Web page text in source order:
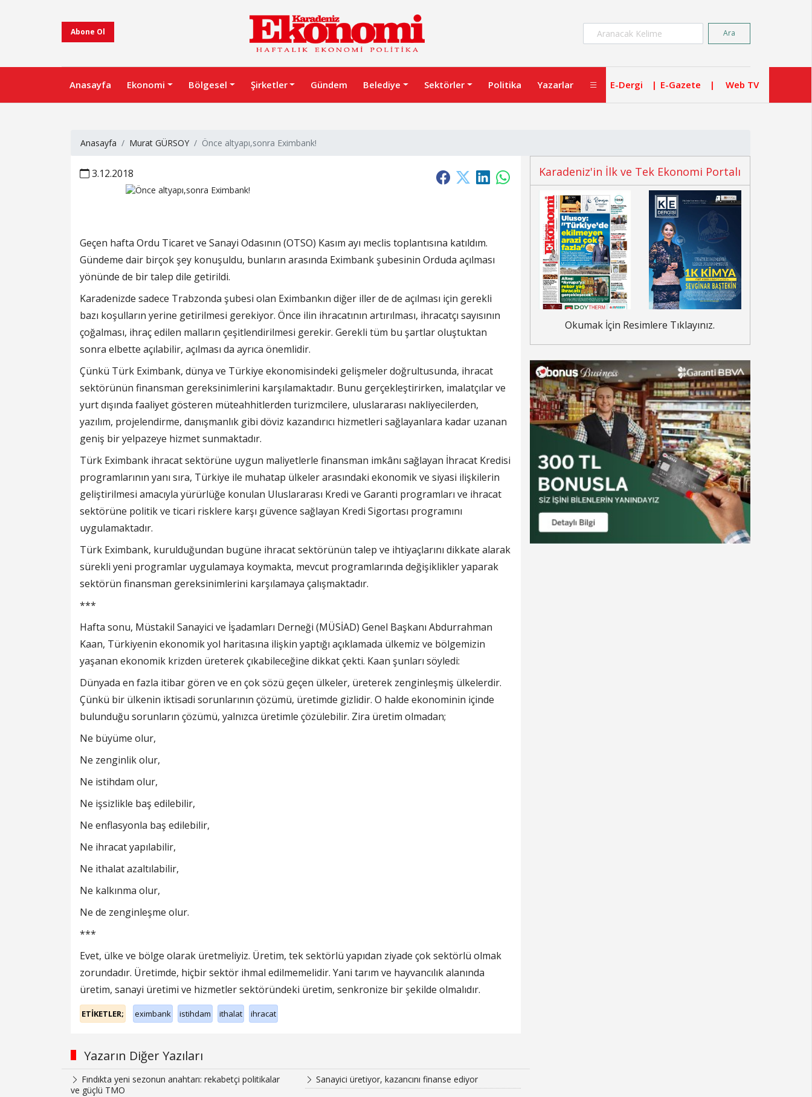
Abone Ol Ara
Anasayfa Ekonomi Bölgesel Şirketler Gündem Belediye Sektörler Politika Yazarlar E-Dergi E-Gazete Web TV
Anasayfa Murat GÜRSOY Önce altyapı,sonra Eximbank!
3.12.2018
Geçen hafta Ordu Ticaret ve Sanayi Odasının (OTSO) Kasım ayı meclis toplantısına katıldım.
Gündeme dair birçok şey konuşuldu, bunların arasında Eximbank şubesinin Orduda açılması
yönünde de bir talep dile getirildi.
Karadenizde sadece Trabzonda şubesi olan Eximbankın diğer iller de de açılması için gerekli
bazı koşulların yerine getirilmesi gerekiyor. Önce ilin ihracatının artırılması, ihracatçı sayısının
çoğalması, ihraç edilen malların çeşitlendirilmesi gerekir. Gerekli tüm bu şartlar oluştuktan
sonra elbette açılabilir, açılması da ayrıca önemlidir.
Çünkü Türk Eximbank, dünya ve Türkiye ekonomisindeki gelişmeler doğrultusunda, ihracat
sektörünün finansman gereksinimlerini karşılamaktadır. Bunu gerçekleştirirken, imalatçılar ve
yurt dışında faaliyet gösteren müteahhitlerden turizmcilere, uluslararası nakliyecilerden,
yazılım, projelendirme, danışmanlık gibi döviz kazandırıcı hizmetleri sağlayanlara kadar uzanan
geniş bir yelpazeye hizmet sunmaktadır.
Türk Eximbank ihracat sektörüne uygun maliyetlerle finansman imkânı sağlayan İhracat Kredisi
programlarının yanı sıra, Türkiye ile muhatap ülkeler arasındaki ekonomik ve siyasi ilişkilerin
geliştirilmesi amacıyla yürürlüğe konulan Uluslararası Kredi ve Garanti programları ve ihracat
sektörüne politik ve ticari risklere karşı güvence sağlayan Kredi Sigortası programını
uygulamaktadır.
Türk Eximbank, kurulduğundan bugüne ihracat sektörünün talep ve ihtiyaçlarını dikkate alarak
sürekli yeni programlar uygulamaya koymakta, mevcut programlarında değişiklikler yaparak
sektörün finansman gereksinimlerini karşılamaya çalışmaktadır.
***
Hafta sonu, Müstakil Sanayici ve İşadamları Derneği (MÜSİAD) Genel Başkanı Abdurrahman
Kaan, Türkiyenin ekonomik yol haritasına ilişkin yaptığı açıklamada ülkemiz ve bölgemizin
yaşanan ekonomik krizden üreterek çıkabileceğine dikkat çekti. Kaan şunları söyledi:
Dünyada en fazla itibar gören ve en çok sözü geçen ülkeler, üreterek zenginleşmiş ülkelerdir.
Çünkü bir ülkenin iktisadi sorunlarının çözümü, üretimde gizlidir. O halde ekonominin içinde
bulunduğu sorunların çözümü, yalnızca üretimle çözülebilir. Zira üretim olmadan;
Ne büyüme olur,
Ne zenginlik olur,
Ne istihdam olur,
Ne işsizlikle baş edilebilir,
Ne enflasyonla baş edilebilir,
Ne ihracat yapılabilir,
Ne ithalat azaltılabilir,
Ne kalkınma olur,
Ne de zenginleşme olur.
***
Evet, ülke ve bölge olarak üretmeliyiz. Üretim, tek sektörlü yapıdan ziyade çok sektörlü olmak
zorundadır. Üretimde, hiçbir sektör ihmal edilmemelidir. Yani tarım ve hayvancılık alanında
üretim, sanayi üretimi ve hizmetler sektöründeki üretim, senkronize bir şekilde olmalıdır.
ETİKETLER; eximbank istihdam ithalat ihracat
Yazarın Diğer Yazıları
Fındıkta yeni sezonun anahtarı: rekabetçi politikalar
ve güçlü TMO
Sanayici üretiyor, kazancını finanse ediyor
Karadeniz'in İlk ve Tek Ekonomi Portalı
Okumak İçin Resimlere Tıklayınız.